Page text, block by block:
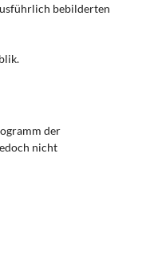
bebilderten
der
nicht